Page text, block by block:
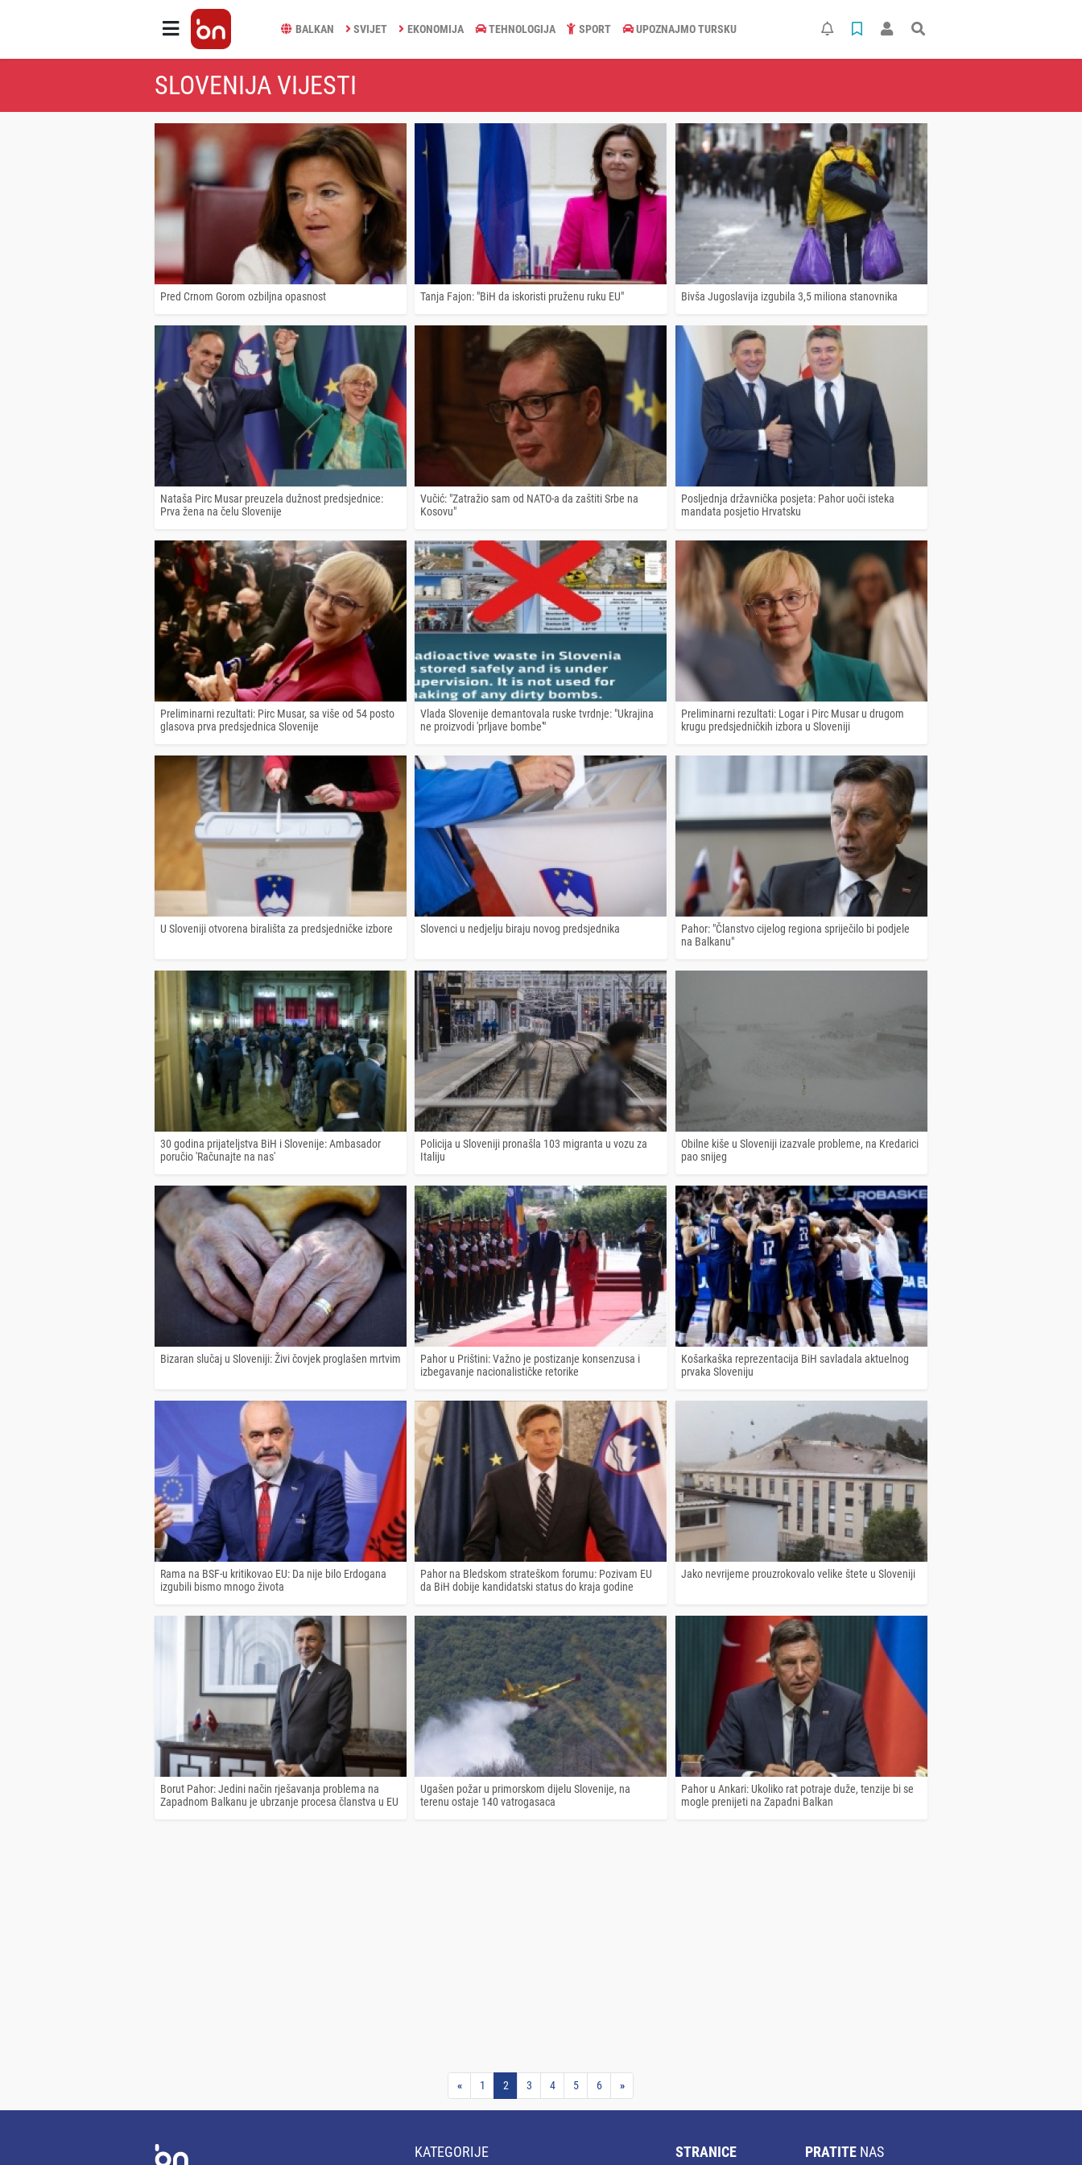
BALKAN SVIJET EKONOMIJA TEHNOLOGIJA SPORT UPOZNAJMO TURSKU
SLOVENIJA VIJESTI
Pred Crnom Gorom ozbiljna opasnost Tanja Fajon: "BiH da iskoristi pruženu ruku EU" Bivša Jugoslavija izgubila 3,5 miliona stanovnika
Nataša Pirc Musar preuzela dužnost predsjednice:
Prva žena na čelu Slovenije
Vučić: "Zatražio sam od NATO-a da zaštiti Srbe na
Kosovu"
Posljednja državnička posjeta: Pahor uoči isteka
mandata posjetio Hrvatsku
Preliminarni rezultati: Pirc Musar, sa više od 54 posto
glasova prva predsjednica Slovenije
Vlada Slovenije demantovala ruske tvrdnje: "Ukrajina
ne proizvodi 'prljave bombe'"
Preliminarni rezultati: Logar i Pirc Musar u drugom
krugu predsjedničkih izbora u Sloveniji
U Sloveniji otvorena birališta za predsjedničke izbore Slovenci u nedjelju biraju novog predsjednika
Pahor: "Članstvo cijelog regiona spriječilo bi podjele
na Balkanu"
30 godina prijateljstva BiH i Slovenije: Ambasador
poručio 'Računajte na nas'
Policija u Sloveniji pronašla 103 migranta u vozu za
Italiju
Obilne kiše u Sloveniji izazvale probleme, na Kredarici
pao snijeg
Bizaran slučaj u Sloveniji: Živi čovjek proglašen mrtvim
Pahor u Prištini: Važno je postizanje konsenzusa i
izbegavanje nacionalističke retorike
Košarkaška reprezentacija BiH savladala aktuelnog
prvaka Sloveniju
Rama na BSF-u kritikovao EU: Da nije bilo Erdogana
izgubili bismo mnogo života
Pahor na Bledskom strateškom forumu: Pozivam EU
da BiH dobije kandidatski status do kraja godine
Jako nevrijeme prouzrokovalo velike štete u Sloveniji
Borut Pahor: Jedini način rješavanja problema na
Zapadnom Balkanu je ubrzanje procesa članstva u EU
Ugašen požar u primorskom dijelu Slovenije, na
terenu ostaje 140 vatrogasaca
Pahor u Ankari: Ukoliko rat potraje duže, tenzije bi se
mogle prenijeti na Zapadni Balkan
« 1 2 3 4 5 6 »
KATEGORIJE STRANICE PRATITE NAS